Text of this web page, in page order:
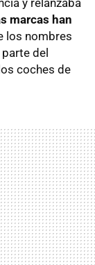
marcas han
los nombres
del
coches de